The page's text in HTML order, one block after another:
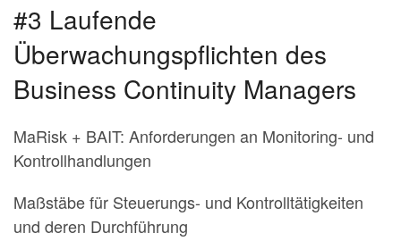
#3 Laufende
Überwachungspflichten des
Business Continuity Managers
MaRisk + BAIT: Anforderungen an Monitoring- und
Kontrollhandlungen
Maßstäbe für Steuerungs- und Kontrolltätigkeiten
und deren Durchführung